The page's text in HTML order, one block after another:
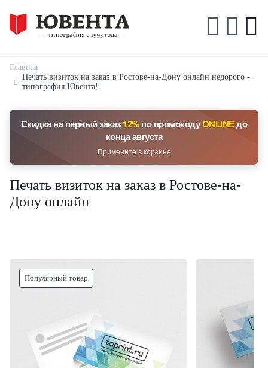
Главная
Печать визиток на заказ в Ростове-на-Дону онлайн недорого -
типография Ювента!
Скидка на первый заказ12%по промокодуONLINEдо
конца августа
Примените в корзине
Печать визиток на заказ в Ростове-на-
Дону онлайн
Популярный товар